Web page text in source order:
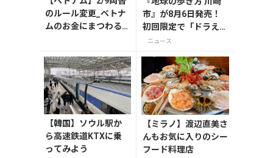
のルール変更_ベトナ
ムのお金にまつわる
市』が8月6日発売！
初回限定で「ドラえも
ん」描き下ろし特別カ
ニュース
【韓国】ソウル駅か
ら高速鉄道KTXに乗
ってみよう
【ミラノ】渡辺直美さ
んもお気に入りのシー
フード料理店